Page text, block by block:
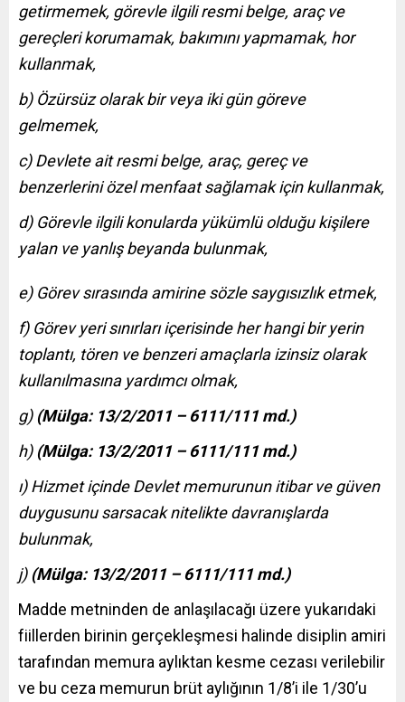
getirmemek, görevle ilgili resmi belge, araç ve
gereçleri korumamak, bakımını yapmamak, hor
kullanmak,
b) Özürsüz olarak bir veya iki gün göreve
gelmemek,
c) Devlete ait resmi belge, araç, gereç ve
benzerlerini özel menfaat sağlamak için kullanmak,
d) Görevle ilgili konularda yükümlü olduğu kişilere
yalan ve yanlış beyanda bulunmak,
e) Görev sırasında amirine sözle saygısızlık etmek,
f) Görev yeri sınırları içerisinde her hangi bir yerin
toplantı, tören ve benzeri amaçlarla izinsiz olarak
kullanılmasına yardımcı olmak,
g) (Mülga: 13/2/2011 – 6111/111 md.)
h) (Mülga: 13/2/2011 – 6111/111 md.)
ı) Hizmet içinde Devlet memurunun itibar ve güven
duygusunu sarsacak nitelikte davranışlarda
bulunmak,
j) (Mülga: 13/2/2011 – 6111/111 md.)
Madde metninden de anlaşılacağı üzere yukarıdaki
fiillerden birinin gerçekleşmesi halinde disiplin amiri
tarafından memura aylıktan kesme cezası verilebilir
ve bu ceza memurun brüt aylığının 1/8’i ile 1/30’u